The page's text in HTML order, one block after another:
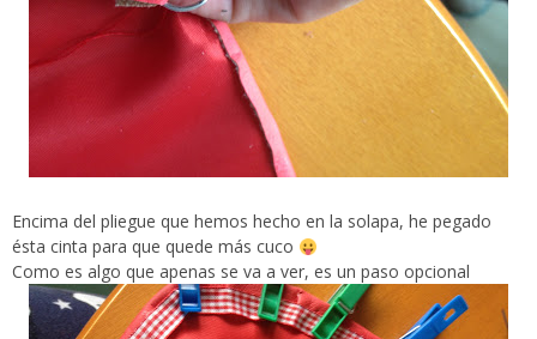
Encima del pliegue que hemos hecho en la solapa, he pegado
ésta cinta para que quede más cuco
Como es algo que apenas se va a ver, es un paso opcional